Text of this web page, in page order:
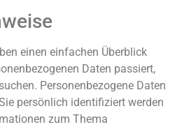
einen einfachen Überblick
Daten passiert,
Personenbezogene Daten
persönlich identifiziert werden
zum Thema